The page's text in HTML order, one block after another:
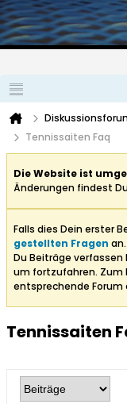
Tennissaiten Faq
Die Website ist
Änderungen findest
Falls dies Dein erster
gestellten Fragen
Du Beiträge verfassen
um fortzufahren. Zum
entsprechende
Tennissaiten